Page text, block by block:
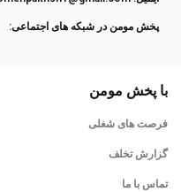
پخش مومن در شبکه های اجتماعی:
با پخش مومن
فرصت های شغلی
گزارش تخلف
تماس با ما